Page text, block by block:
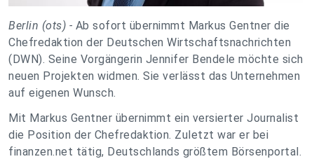
Berlin (ots) - Ab sofort übernimmt Markus Gentner die
Chefredaktion der Deutschen Wirtschaftsnachrichten
(DWN). Seine Vorgängerin Jennifer Bendele möchte sich
neuen Projekten widmen. Sie verlässt das Unternehmen
auf eigenen Wunsch.
Mit Markus Gentner übernimmt ein versierter Journalist
die Position der Chefredaktion. Zuletzt war er bei
finanzen.net tätig, Deutschlands größtem Börsenportal.